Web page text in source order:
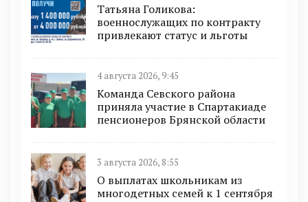
Татьяна Голикова:
военнослужащих по контракту
привлекают статус и льготы
4 августа 2026, 9:45
Команда Севского района
приняла участие в Спартакиаде
пенсионеров Брянской области
3 августа 2026, 8:55
О выплатах школьникам из
многодетных семей к 1 сентября